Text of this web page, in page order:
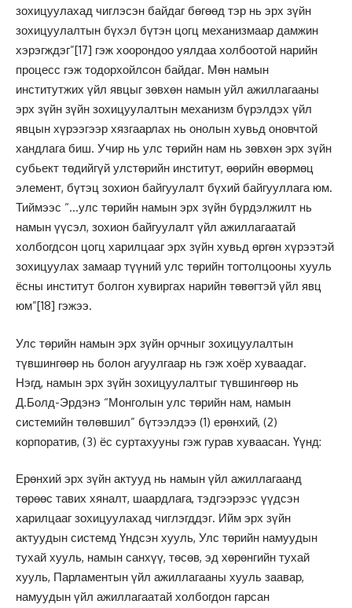
зохицуулахад чиглэсэн байдаг бөгөөд тэр нь эрх зүйн
зохицуулалтын бүхэл бүтэн цогц механизмаар дамжин
хэрэгждэг”[17] гэж хоорондоо уялдаа холбоотой нарийн
процесс гэж тодорхойлсон байдаг. Мөн намын
институтжих үйл явцыг зөвхөн намын уйл ажиллагааны
эрх зүйн зүйн зохицуулалтын механизм бүрэлдэх үйл
явцын хүрээгээр хязгаарлах нь онолын хувьд оновчтой
хандлага биш. Учир нь улс төрийн нам нь зөвхөн эрх зүйн
субьект төдийгүй улстөрийн институт, өөрийн өвөрмөц
элемент, бүтэц зохион байгуулалт бүхий байгууллага юм.
Тиймээс “…улс төрийн намын эрх зүйн бүрдэлжилт нь
намын үүсэл, зохион байгуулалт үйл ажиллагаатай
холбогдсон цогц харилцааг эрх зүйн хувьд өргөн хүрээтэй
зохицуулах замаар түүний улс төрийн тогтолцооны хууль
ёсны институт болгон хувиргах нарийн төвөгтэй үйл явц
юм”[18] гэжээ.
Улс төрийн намын эрх зүйн орчныг зохицуулалтын
түвшингөөр нь болон агуулгаар нь гэж хоёр хуваадаг.
Нэгд, намын эрх зүйн зохицуулалтыг түвшингөөр нь
Д.Болд-Эрдэнэ “Монголын улс төрийн нам, намын
системийн төлөвшил” бүтээлдээ (1) ерөнхий, (2)
корпоратив, (3) ёс суртахууны гэж гурав хуваасан. Үүнд:
Ерөнхий эрх зүйн актууд нь намын үйл ажиллагаанд
төрөөс тавих хяналт, шаардлага, тэдгээрээс үүдсэн
харилцааг зохицуулахад чиглэгддэг. Ийм эрх зүйн
актуудын системд Үндсэн хууль, Улс төрийн намуудын
тухай хууль, намын санхүү, төсөв, эд хөрөнгийн тухай
хууль, Парламентын үйл ажиллагааны хууль заавар,
намуудын үйл ажиллагаатай холбогдон гарсан